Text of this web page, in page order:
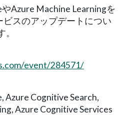
Azure Machine Learningを
ビスのアップデートについ
event/284571/
Azure Cognitive Search,
Azure Cognitive Services